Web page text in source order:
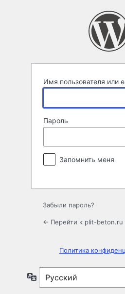
Имя пользователя или
Пароль
Запомнить меня
Забыли пароль?
← Перейти к plit-beton.ru
Политика
Язык